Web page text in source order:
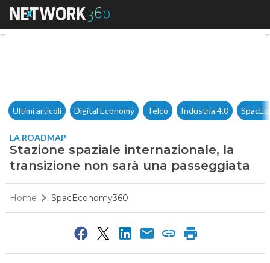
Stazione spaziale
Ultimi articoli Digital Economy Telco Industria 4.0
LA ROADMAP
Stazione spaziale internazionale, la
transizione non sarà una passeggiata
Home SpacEconomy360